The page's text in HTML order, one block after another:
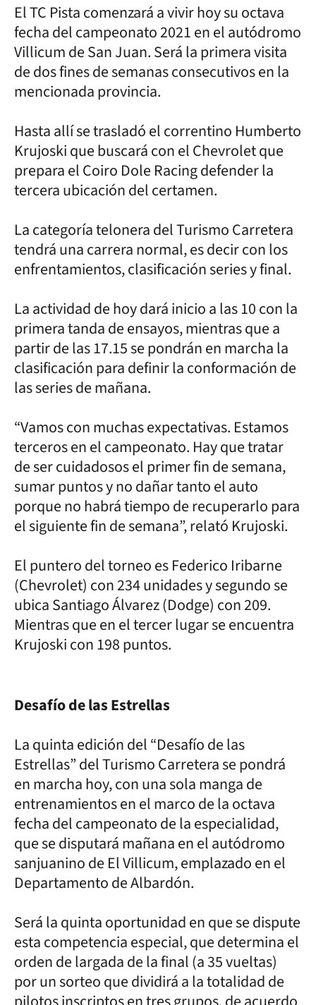
El TC Pista comenzará a vivir hoy su octava
fecha del campeonato 2021 en el autódromo
Villicum de San Juan. Será la primera visita
de dos fines de semanas consecutivos en la
mencionada provincia.
Hasta allí se trasladó el correntino Humberto
Krujoski que buscará con el Chevrolet que
prepara el Coiro Dole Racing defender la
tercera ubicación del certamen.
La categoría telonera del Turismo Carretera
tendrá una carrera normal, es decir con los
enfrentamientos, clasificación series y final.
La actividad de hoy dará inicio a las 10 con la
primera tanda de ensayos, mientras que a
partir de las 17.15 se pondrán en marcha la
clasificación para definir la conformación de
las series de mañana.
“Vamos con muchas expectativas. Estamos
terceros en el campeonato. Hay que tratar
de ser cuidadosos el primer fin de semana,
sumar puntos y no dañar tanto el auto
porque no habrá tiempo de recuperarlo para
el siguiente fin de semana”, relató Krujoski.
El puntero del torneo es Federico Iribarne
(Chevrolet) con 234 unidades y segundo se
ubica Santiago Álvarez (Dodge) con 209.
Mientras que en el tercer lugar se encuentra
Krujoski con 198 puntos.
Desafío de las Estrellas
La quinta edición del “Desafío de las
Estrellas” del Turismo Carretera se pondrá
en marcha hoy, con una sola manga de
entrenamientos en el marco de la octava
fecha del campeonato de la especialidad,
que se disputará mañana en el autódromo
sanjuanino de El Villicum, emplazado en el
Departamento de Albardón.
Será la quinta oportunidad en que se dispute
esta competencia especial, que determina el
orden de largada de la final (a 35 vueltas)
por un sorteo que dividirá a la totalidad de